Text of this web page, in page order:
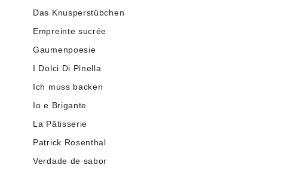
Das Knusperstübchen
Empreinte sucrée
Gaumenpoesie
I Dolci Di Pinella
Ich muss backen
Io e Brigante
La Pâtisserie
Patrick Rosenthal
Verdade de sabor